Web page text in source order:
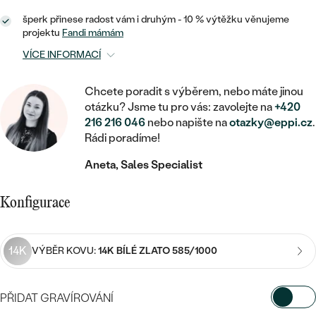
S VÝPLNÍ
DLE CENY
CENOVĚ DOSTUPNÉ
ZAČÍT S LAB-GROWN DIAMANTEM
ZAČÍT S BAREVNÝM DIAMANTEM
DLE DRAHOKAMU
DIAMANT
LAB-GROWN DIAMANT
MOISSANIT
BAREVNÝ DIAMANT
ČERNÝ DIAMANT
SALT AND PEPPER DIAMANT
DĚTSKÉ ŠPERKY
BROŽE
DOPLŇKY
DLE MATERIÁLU
STŘÍBRO
PLATINA
PIERCING
DLE KAMENE
S DIAMANTY
S DRAHOKAMY
DLE CENY
CENOVĚ DOSTUPNÉ
LUXUSNÍ
MEDAILONKY
ŘETÍZKY
VE TVARU SRDCE
SE ZVÍŘATY
DLE DRAHOKAMU
S DIAMANTY
S DRAHOKAMY
S PERLAMI
STATEMENT
PERSONALIZOVANÉ
DLE DRAHOKAMU
S DRAHOKAMY
S PERLAMI
DLE CENY
šperk přinese radost vám i druhým - 10 % výtěžku věnujeme
projektu Fandi mámám
VÍCE INFORMACÍ
Chcete poradit s výběrem, nebo máte jinou
otázku? Jsme tu pro vás: zavolejte na+420
216 216 046 nebo napište naotazky@eppi.cz.
Rádi poradíme!
Aneta, Sales Specialist
Konfigurace
14K VÝBĚR KOVU:14K BÍLÉ ZLATO 585/1000
PŘIDAT GRAVÍROVÁNÍ